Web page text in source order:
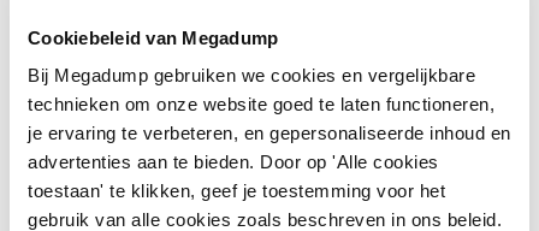
Cookiebeleid van Megadump
Bij Megadump gebruiken we cookies en vergelijkbare
technieken om onze website goed te laten functioneren,
je ervaring te verbeteren, en gepersonaliseerde inhoud en
advertenties aan te bieden. Door op 'Alle cookies
toestaan' te klikken, geef je toestemming voor het
gebruik van alle cookies zoals beschreven in ons beleid.